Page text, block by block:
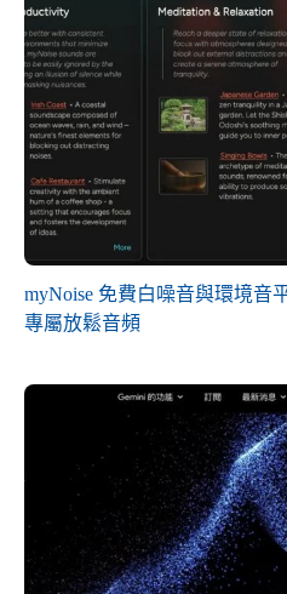
myNoise 免費白噪音與環境音
專屬放鬆音頻